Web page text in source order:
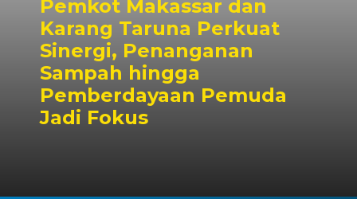
Pemkot Makassar dan
Karang Taruna Perkuat
Sinergi, Penanganan
Sampah hingga
Pemberdayaan Pemuda
Jadi Fokus